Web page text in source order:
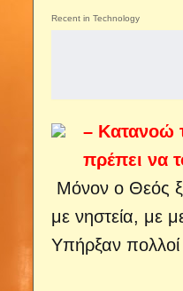
Recent in Technology
– Κατανοώ
πρέπει να
Μόνον ο Θεός
με νηστεία, με
Υπήρξαν πολλοί